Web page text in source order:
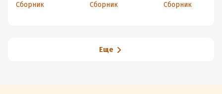
Сборник Сборник Сборник
Еще